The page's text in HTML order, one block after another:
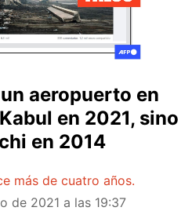
aeropuerto en
en 2021, sino
en 2014
más de cuatro años.
de 2021 a las 19:37